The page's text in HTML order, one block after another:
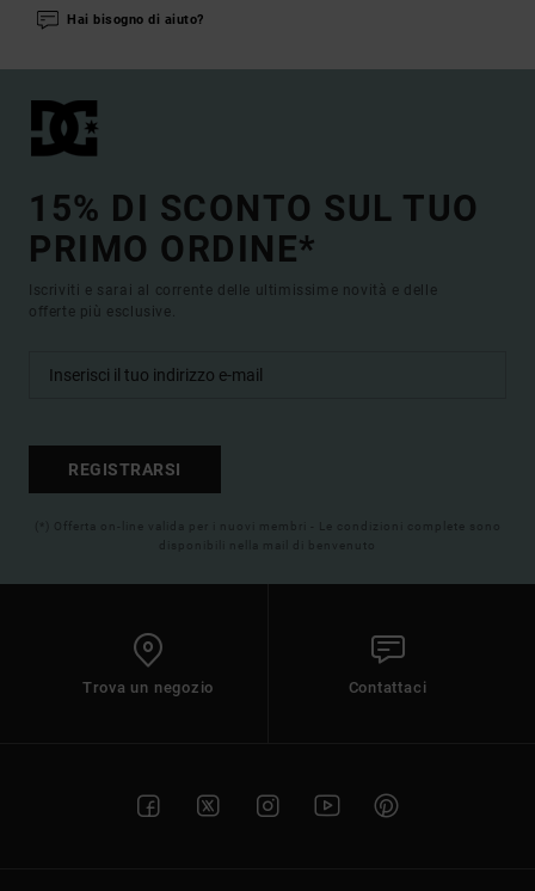
Hai bisogno di aiuto?
15% DI SCONTO SUL TUO
PRIMO ORDINE*
Iscriviti e sarai al corrente delle ultimissime novità e delle
offerte più esclusive.
REGISTRARSI
(*) Offerta on-line valida per i nuovi membri - Le condizioni complete sono
disponibili nella mail di benvenuto
Trova un negozio Contattaci